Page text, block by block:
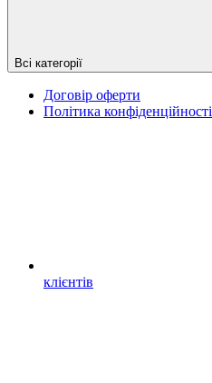
Всі категорії
Договір оферти
Політика конфіденційності
клієнтів